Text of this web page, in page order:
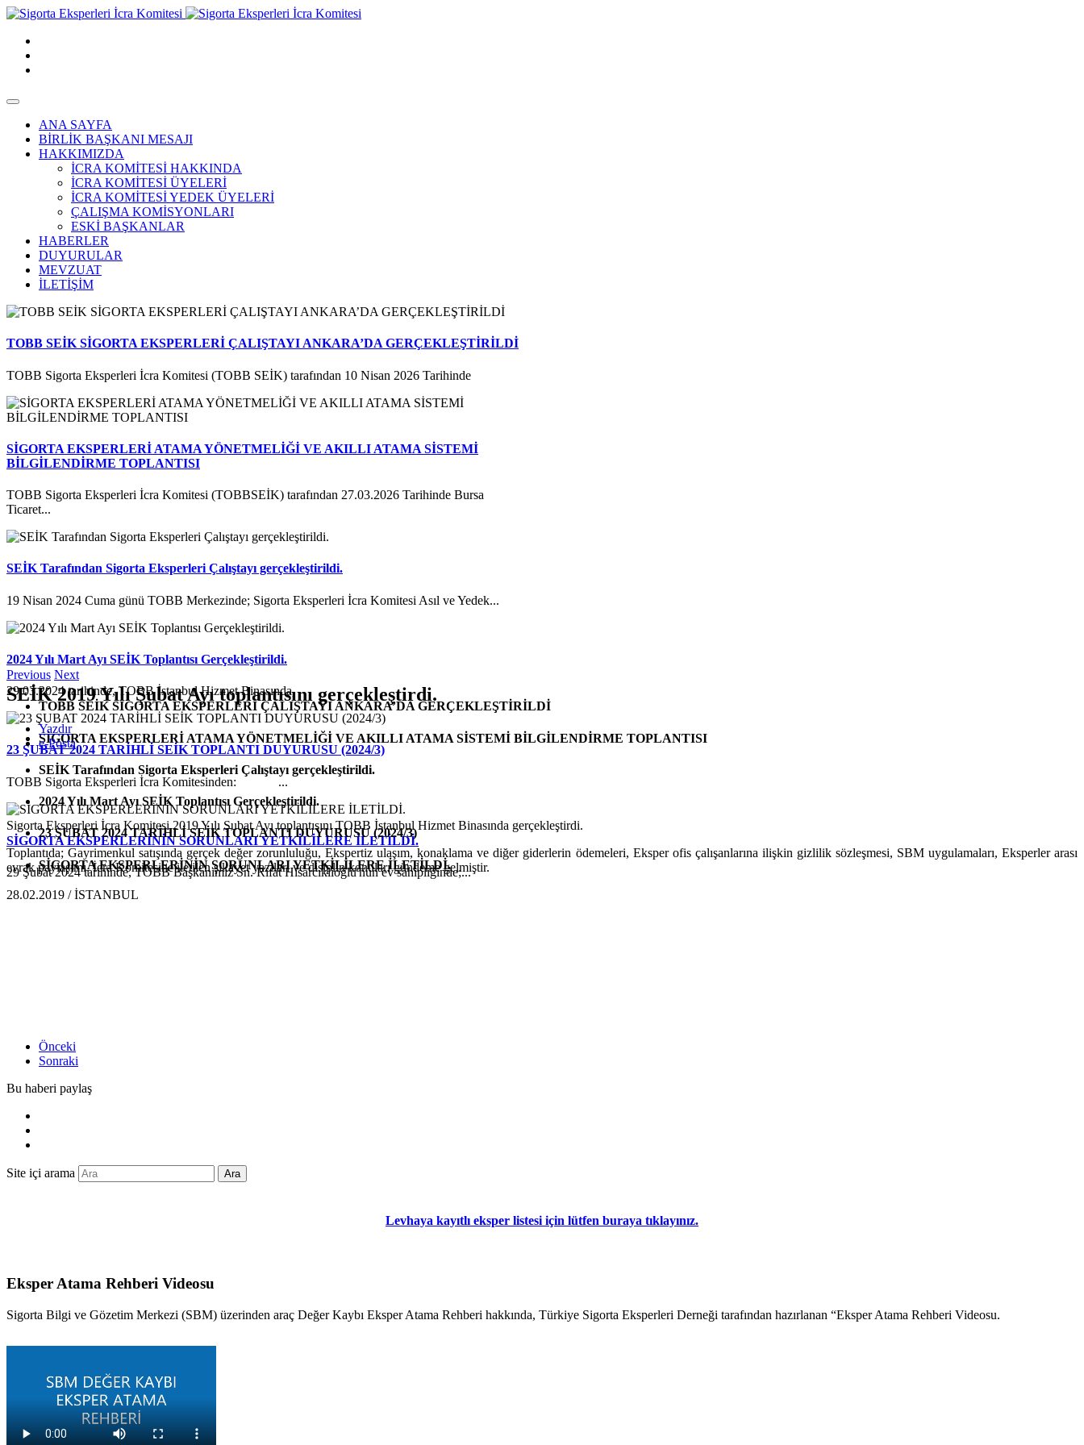
ANA SAYFA
BİRLİK BAŞKANI MESAJI
HAKKIMIZDA
İCRA KOMİTESİ HAKKINDA
İCRA KOMİTESİ ÜYELERİ
İCRA KOMİTESİ YEDEK ÜYELERİ
ÇALIŞMA KOMİSYONLARI
ESKİ BAŞKANLAR
HABERLER
DUYURULAR
MEVZUAT
İLETİŞİM
TOBB SEİK SİGORTA EKSPERLERİ ÇALIŞTAYI ANKARA’DA GERÇEKLEŞTİRİLDİ
TOBB Sigorta Eksperleri İcra Komitesi (TOBB SEİK) tarafından 10 Nisan 2026 Tarihinde
SİGORTA EKSPERLERİ ATAMA YÖNETMELİĞİ VE AKILLI ATAMA SİSTEMİ
BİLGİLENDİRME TOPLANTISI
TOBB Sigorta Eksperleri İcra Komitesi (TOBBSEİK) tarafından 27.03.2026 Tarihinde Bursa
Ticaret...
SEİK Tarafından Sigorta Eksperleri Çalıştayı gerçekleştirildi.
19 Nisan 2024 Cuma günü TOBB Merkezinde; Sigorta Eksperleri İcra Komitesi Asıl ve Yedek...
2024 Yılı Mart Ayı SEİK Toplantısı Gerçekleştirildi.
29.03.2024 tarihinde, TOBB İstanbul Hizmet Binasında,
23 ŞUBAT 2024 TARİHLİ SEİK TOPLANTI DUYURUSU (2024/3)
TOBB Sigorta Eksperleri İcra Komitesinden: ...
SİGORTA EKSPERLERİNİN SORUNLARI YETKİLİLERE İLETİLDİ.
29 Şubat 2024 tarihinde, TOBB Başkanımız Sn. Rifat Hisarcıklıoğlu'nun ev sahipliğinde;...
Previous Next
TOBB SEİK SİGORTA EKSPERLERİ ÇALIŞTAYI ANKARA’DA GERÇEKLEŞTİRİLDİ
SİGORTA EKSPERLERİ ATAMA YÖNETMELİĞİ VE AKILLI ATAMA SİSTEMİ BİLGİLENDİRME TOPLANTISI
SEİK Tarafından Sigorta Eksperleri Çalıştayı gerçekleştirildi.
2024 Yılı Mart Ayı SEİK Toplantısı Gerçekleştirildi.
23 ŞUBAT 2024 TARİHLİ SEİK TOPLANTI DUYURUSU (2024/3)
SİGORTA EKSPERLERİNİN SORUNLARI YETKİLİLERE İLETİLDİ.
SEİK 2019 Yılı Şubat Ayı toplantısını gerçekleştirdi.
Yazdır
e-Posta
Sigorta Eksperleri İcra Komitesi 2019 Yılı Şubat Ayı toplantısını TOBB İstanbul Hizmet Binasında gerçekleştirdi.
Toplantıda; Gayrimenkul satışında gerçek değer zorunluluğu, Ekspertiz ulaşım, konaklama ve diğer giderlerin ödemeleri, Eksper ofis çalışanlarına ilişkin gizlilik sözleşmesi, SBM uygulamaları, Eksperler arası
evrak paylaşımı, İcra Komitesine iletilen şikayet yazıları ve disiplin konuları gündeme gelmiştir.
28.02.2019 / İSTANBUL
Önceki
Sonraki
Bu haberi paylaş
Site içi arama Ara
Levhaya kayıtlı eksper listesi için lütfen buraya tıklayınız.
Eksper Atama Rehberi Videosu
Sigorta Bilgi ve Gözetim Merkezi (SBM) üzerinden araç Değer Kaybı Eksper Atama Rehberi hakkında, Türkiye Sigorta Eksperleri Derneği tarafından hazırlanan “Eksper Atama Rehberi Videosu.